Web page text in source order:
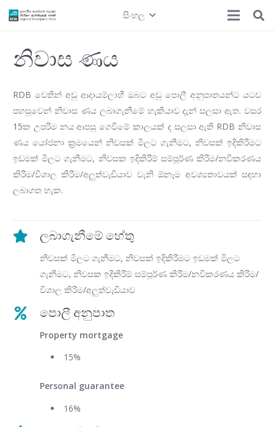
සිංහල
නිවාස ණය
RDB වෙතින් අඩු ආදායම්ලාභී ඔබට අඩු පොලී අනුපාතයන්ට යටව
පහසුවෙන් නිවාස ණය ලබාගැනීමේ හැකියාව දැන් සලසා ඇත. වසර
15ක උපරිම නය ආපසු ගෙවීමේ කාලයක් ද සලසා ඇති RDB නිවාස
ණය යෝජනා ක්‍රමයෙන් නිවසක් මිලට ගැනීමට, නිවසක් ඉදිකිරීමට
ඉඩමක් මිලට ගැනීමට, නිවසක ඉදිකිරීම් සම්පූර්ණ කිරීම/නවීකරණය
කිරීම/විශාල කිරීම/අලුත්වැඩියාව වැනි ඕනෑම අවශ්‍යතාවයක් සඳහා
ලබාගත හැක.
ලබාගැනීමේ හේතු
නිවසක් මිලට ගැනීමට, නිවසක් ඉදිකිරීමට ඉඩමක් මිලට
ගැනීමට, නිවසක ඉදිකිරීම් සම්පූර්ණ කිරීම/නවීකරණය කිරීම/
විශාල කිරීම/අලුත්වැඩියාව
පොලී අනුපාත
Property mortgage
15%
Personal guarantee
16%